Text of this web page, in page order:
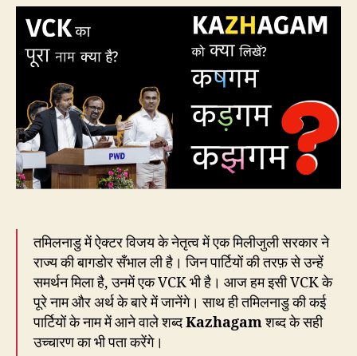
और
TVK
में
कषगम
है
कझगम?
तमिलनाडु में ऐक्टर विजय के नेतृत्व में एक मिलीजुली सरकार ने
राज्य की बागडोर सँभाल ली है। जिन पार्टियों की तरफ़ से उन्हें
समर्थन मिला है, उनमें एक VCK भी है। आज हम इसी VCK के
पूरे नाम और अर्थ के बारे में जानेंगे। साथ ही तमिलनाडु की कई
पार्टियों के नाम में आने वाले शब्दKazhagamशब्द के सही
उच्चारण का भी पता करेंगे।